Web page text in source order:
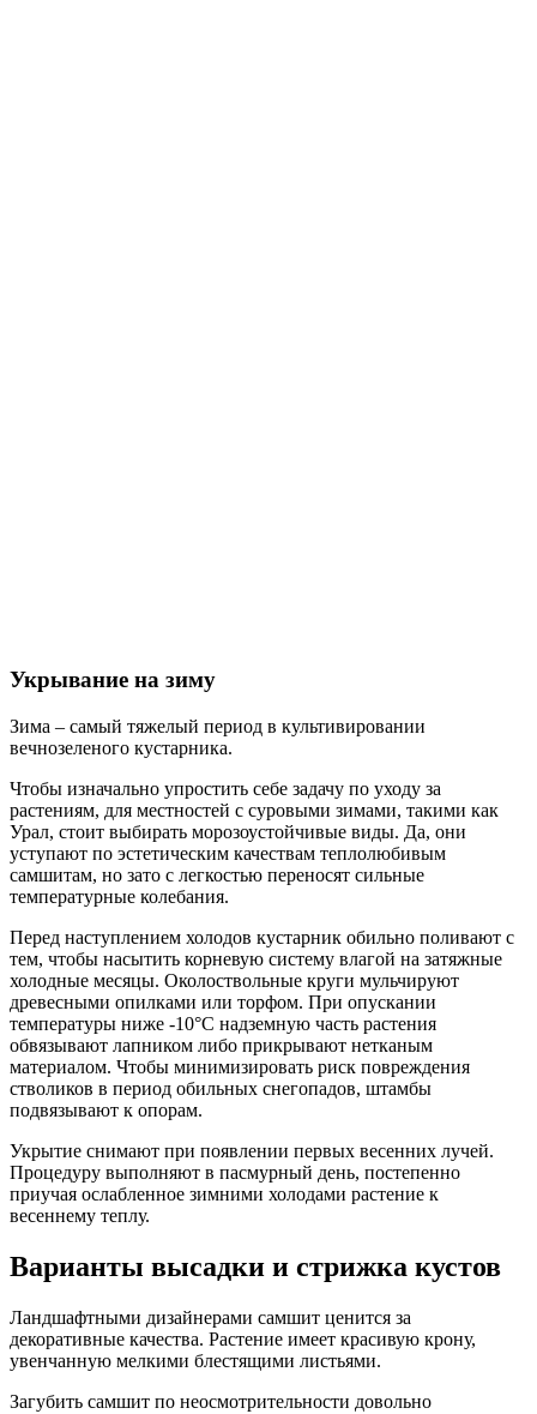
Укрывание на зиму
Зима – самый тяжелый период в культивировании
вечнозеленого кустарника.
Чтобы изначально упростить себе задачу по уходу за
растениям, для местностей с суровыми зимами, такими как
Урал, стоит выбирать морозоустойчивые виды. Да, они
уступают по эстетическим качествам теплолюбивым
самшитам, но зато с легкостью переносят сильные
температурные колебания.
Перед наступлением холодов кустарник обильно поливают с
тем, чтобы насытить корневую систему влагой на затяжные
холодные месяцы. Околоствольные круги мульчируют
древесными опилками или торфом. При опускании
температуры ниже -10°С надземную часть растения
обвязывают лапником либо прикрывают нетканым
материалом. Чтобы минимизировать риск повреждения
стволиков в период обильных снегопадов, штамбы
подвязывают к опорам.
Укрытие снимают при появлении первых весенних лучей.
Процедуру выполняют в пасмурный день, постепенно
приучая ослабленное зимними холодами растение к
весеннему теплу.
Варианты высадки и стрижка кустов
Ландшафтными дизайнерами самшит ценится за
декоративные качества. Растение имеет красивую крону,
увенчанную мелкими блестящими листьями.
Загубить самшит по неосмотрительности довольно